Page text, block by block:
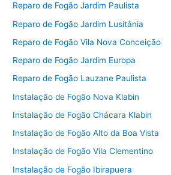
Reparo de Fogão Jardim Paulista
Reparo de Fogão Jardim Lusitânia
Reparo de Fogão Vila Nova Conceição
Reparo de Fogão Jardim Europa
Reparo de Fogão Lauzane Paulista
Instalação de Fogão Nova Klabin
Instalação de Fogão Chácara Klabin
Instalação de Fogão Alto da Boa Vista
Instalação de Fogão Vila Clementino
Instalação de Fogão Ibirapuera